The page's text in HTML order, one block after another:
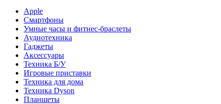
Apple
Смартфоны
Умные часы и фитнес-браслеты
Аудиотехника
Гаджеты
Аксессуары
Техника Б/У
Игровые приставки
Техника для дома
Техника Dyson
Планшеты